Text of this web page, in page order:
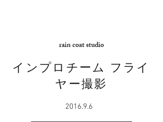
インプロチーム フライ
ヤー撮影
2016.9.6
rain coat studio